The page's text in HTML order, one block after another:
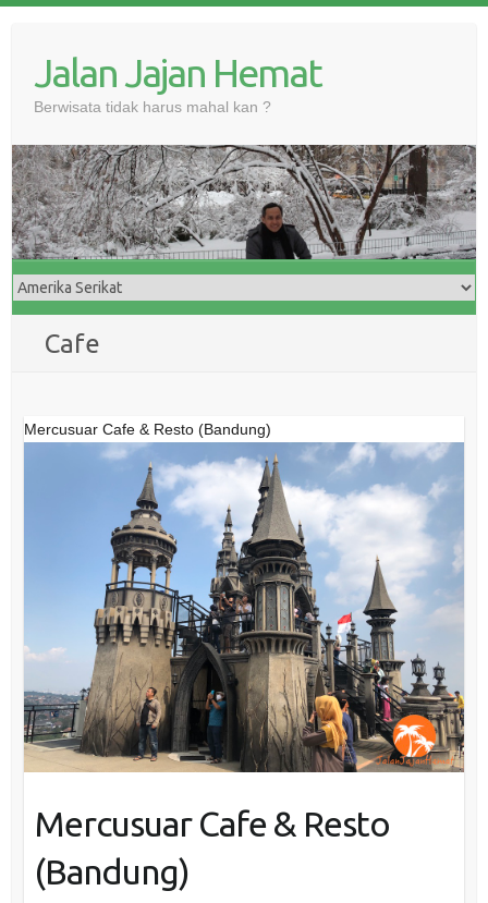
Jalan Jajan Hemat
Berwisata tidak harus mahal kan ?
Cafe
Mercusuar Cafe & Resto (Bandung)
Mercusuar Cafe & Resto
(Bandung)